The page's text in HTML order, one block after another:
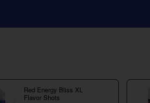
Red Energy Bliss XL
Flavor Shots